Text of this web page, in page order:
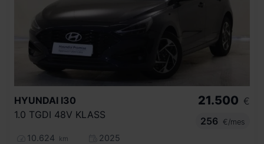
HYUNDAI I30
1.0 TGDI 48V KLASS
10.624 km
2025
21.500 €
256
€/mes